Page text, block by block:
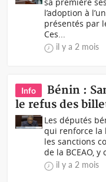
l’adoption à
présentés par
Ces...
il y a 2 mois
Info
Bénin :
le refus des
Les députés
qui renforce la
les sanctions
de la BCEAO,
il y a 2 mois